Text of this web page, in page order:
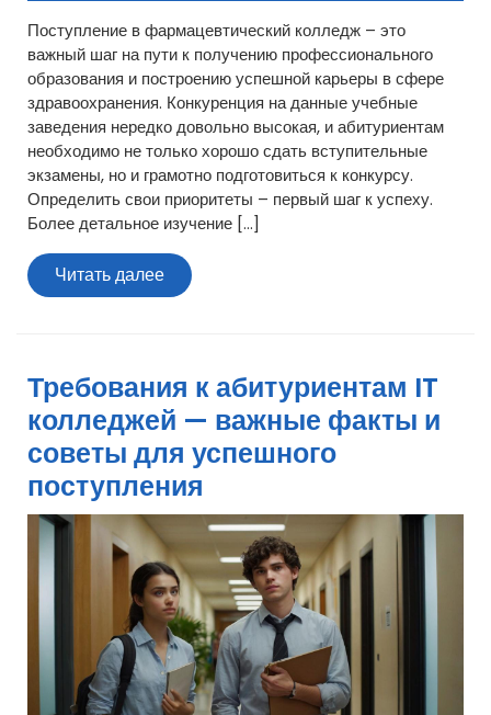
Поступление в фармацевтический колледж – это
важный шаг на пути к получению профессионального
образования и построению успешной карьеры в сфере
здравоохранения. Конкуренция на данные учебные
заведения нередко довольно высокая, и абитуриентам
необходимо не только хорошо сдать вступительные
экзамены, но и грамотно подготовиться к конкурсу.
Определить свои приоритеты – первый шаг к успеху.
Более детальное изучение […]
Читать далееЧитать
далее
Требования к абитуриентам IT
колледжей — важные факты и
советы для успешного
поступления